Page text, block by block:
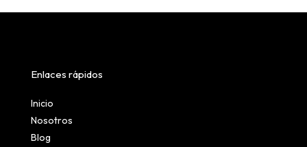
Enlaces rápidos
Inicio
Nosotros
Blog